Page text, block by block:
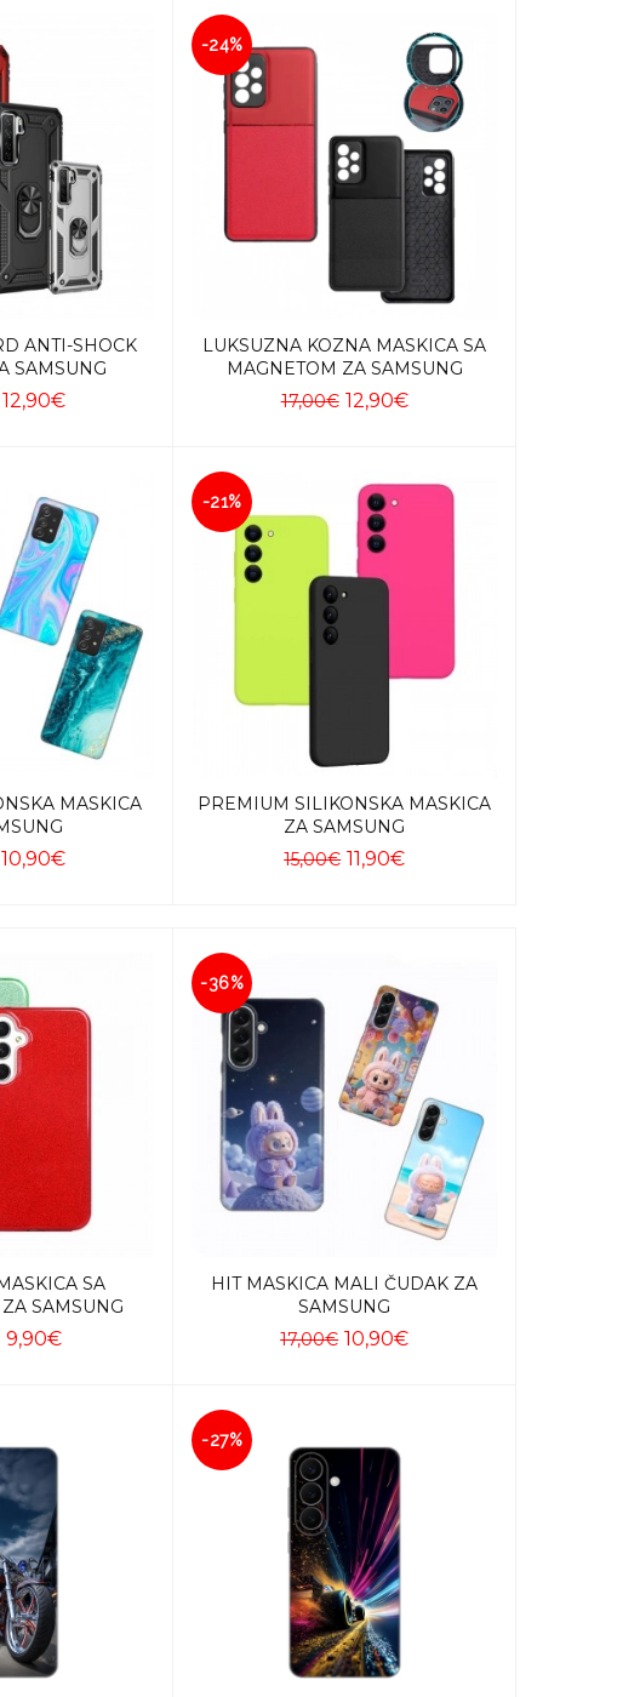
ANTI-SHOCK
SAMSUNG
12,90€
-24%
LUKSUZNA KOZNA MASKICA SA
MAGNETOM ZA SAMSUNG
17,00€ 12,90€
MASKICA
10,90€
-21%
PREMIUM SILIKONSKA MASKICA
ZA SAMSUNG
15,00€ 11,90€
SA
SAMSUNG
9,90€
-36%
HIT MASKICA MALI ČUDAK ZA
SAMSUNG
17,00€ 10,90€
-27%